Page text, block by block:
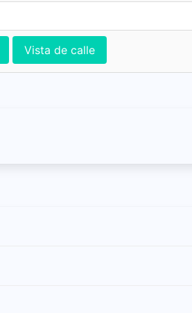
Vista de calle